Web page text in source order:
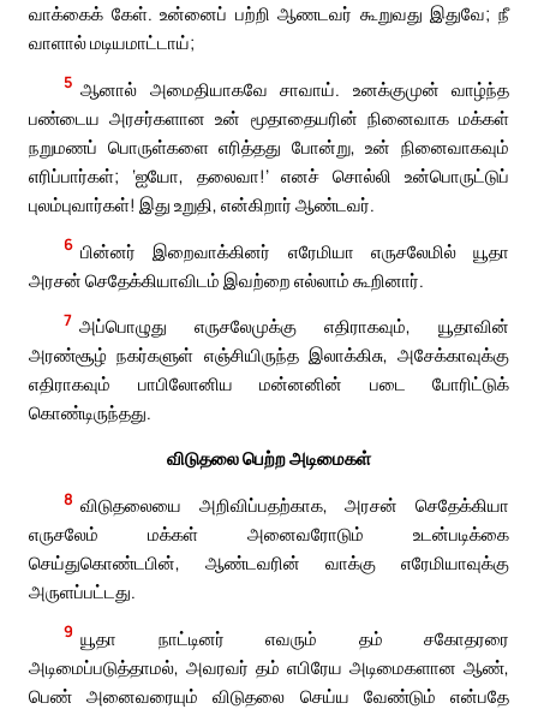
வாக்கைக் கேள். உன்னைப் பற்றி ஆணடவர் கூறுவது இதுவே; நீ
வாளால் மடியமாட்டாய்;
5 ஆனால் அமைதியாகவே சாவாய். உனக்குமுன் வாழ்ந்த
பண்டைய அரசர்களான உன் மூதாதையரின் நினைவாக மக்கள்
நறுமணப் பொருள்களை எரித்தது போன்று, உன் நினைவாகவும்
எரிப்பார்கள்; ‘ஐயோ, தலைவா!’ எனச் சொல்லி உன்பொருட்டுப்
புலம்புவார்கள்! இது உறுதி, என்கிறார் ஆண்டவர்.
6 பின்னர் இறைவாக்கினர் எரேமியா எருசலேமில் யூதா
அரசன் செதேக்கியாவிடம் இவற்றை எல்லாம் கூறினார்.
7 அப்பொழுது எருசலேமுக்கு எதிராகவும், யூதாவின்
அரண்சூழ் நகர்களுள் எஞ்சியிருந்த இலாக்கிசு, அசேக்காவுக்கு
எதிராகவும் பாபிலோனிய மன்னனின் படை போரிட்டுக்
கொண்டிருந்தது.
விடுதலை பெற்ற அடிமைகள்
8 விடுதலையை அறிவிப்பதற்காக, அரசன் செதேக்கியா
எருசலேம் மக்கள் அனைவரோடும் உடன்படிக்கை
செய்துகொண்டபின், ஆண்டவரின் வாக்கு எரேமியாவுக்கு
அருளப்பட்டது.
9 யூதா நாட்டினர் எவரும் தம் சகோதரரை
அடிமைப்படுத்தாமல், அவரவர் தம் எபிரேய அடிமைகளான ஆண்,
பெண் அனைவரையும் விடுதலை செய்ய வேண்டும் என்பதே